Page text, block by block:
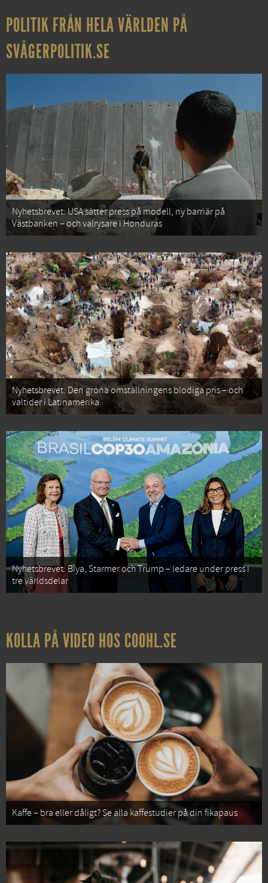
POLITIK FRÅN HELA VÄRLDEN PÅ
SVÅGERPOLITIK.SE
Nyhetsbrevet: USA sätter press på modell, ny barriär på
Västbanken – och valrysare i Honduras
Nyhetsbrevet: Den gröna omställningens blodiga pris – och
valtider i Latinamerika
Nyhetsbrevet: Biya, Starmer och Trump – ledare under press i
tre världsdelar
KOLLA PÅ VIDEO HOS COOHL.SE
Kaffe – bra eller dåligt? Se alla kaffestudier på din fikapaus